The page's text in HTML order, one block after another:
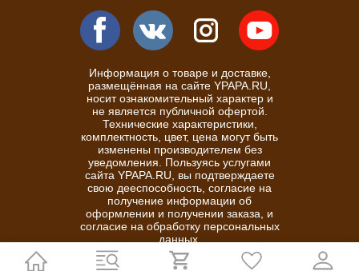
Информация о товаре и доставке,
размещённая на сайте YPAPA.RU,
носит ознакомительный характер и
не является публичной офертой.
Технические характеристики,
комплектность, цвет, цена могут быть
изменены производителем без
уведомления. Пользуясь услугами
сайта YPAPA.RU, вы подтверждаете
свою дееспособность, согласие на
получение информации об
оформлении и получении заказа, и
согласие на обработку персональных
данных.
Политика конфиденциальности